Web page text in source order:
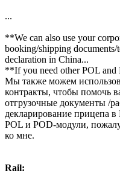
...
**We can also use your
booking/shipping
declaration in China...
**If you need other POL and
Мы также можем
контракты, чтобы помочь
отгрузочные документы /
декларирование прицепа
POL и POD-модули,
ко мне.
Rail: